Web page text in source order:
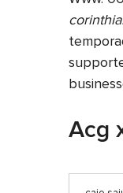
Acg